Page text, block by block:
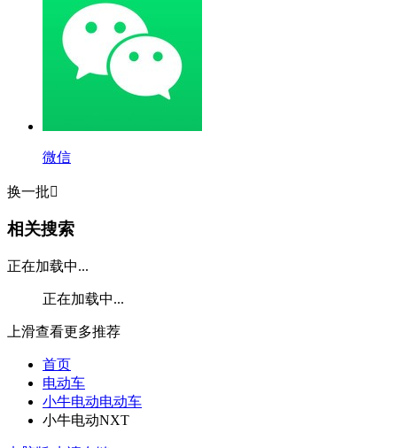
微信
换一批
相关搜索
正在加载中...
正在加载中...
上滑查看更多推荐
首页
电动车
小牛电动电动车
小牛电动NXT